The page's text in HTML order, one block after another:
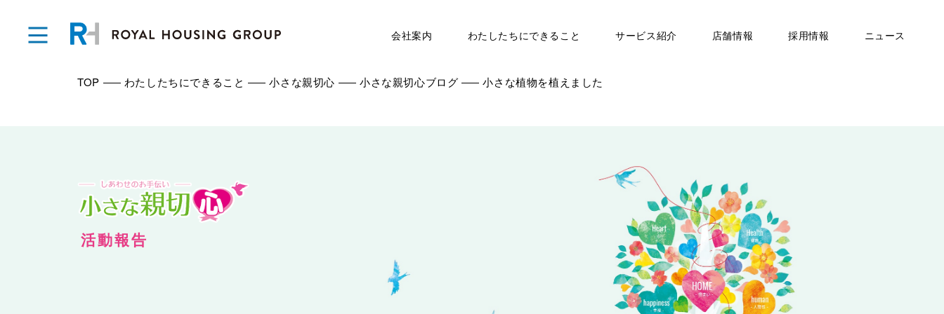
会社案内 わたしたちにできること サービス紹介 店舗情報 採用情報 ニュース
TOP わたしたちにできること 小さな親切心 小さな親切心ブログ 小さな植物を植えました
活動報告